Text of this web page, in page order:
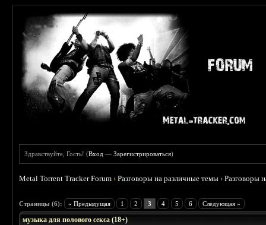
Здравствуйте, Гость! (Вход —Зарегистрироваться)
Metal Torrent Tracker Forum ›Разговоры на различные темы ›Разговоры
Страницы (6): « Предыдущая 1 2 3 4 5 6 Следующая »
музыка для полового секса (18+)